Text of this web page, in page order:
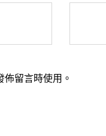
留言時使用。